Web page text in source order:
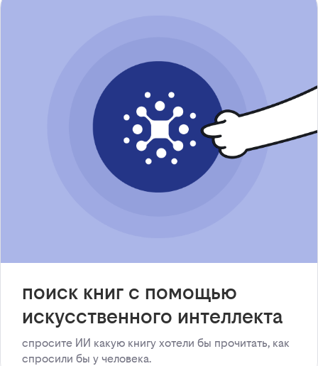
поиск книг с помощью
искусственного интеллекта
спросите ИИ какую книгу хотели бы прочитать, как
спросили бы у человека.